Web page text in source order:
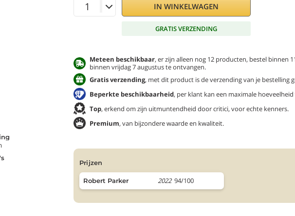
IN WINKELWAGEN
GRATIS VERZENDING
Meteen beschikbaar, er zijn alleen nog 12 producten, bestel binnen
binnen vrijdag 7 augustus te ontvangen.
Gratis verzending, met dit product is de verzending van je bestelling
Beperkte beschikbaarheid, per klant kan een maximale
Top, erkend om zijn uitmuntendheid door critici, voor echte kenners.
Premium, van bijzondere waarde en kwaliteit.
prijzen
Robert Parker 2022 94/100